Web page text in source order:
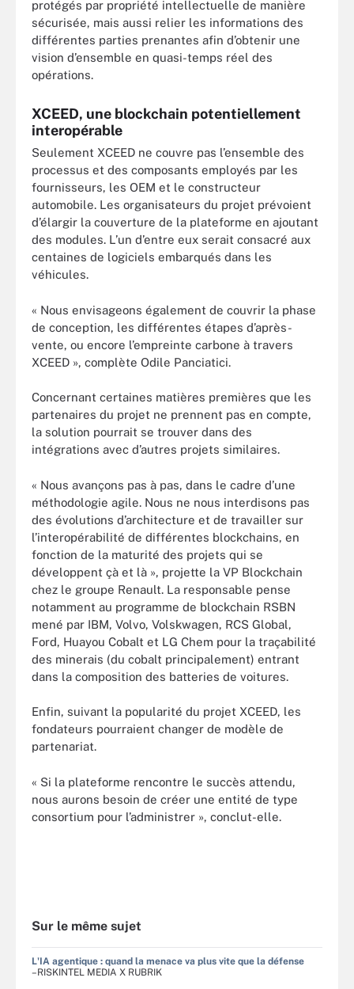
protégés par propriété intellectuelle de manière
sécurisée, mais aussi relier les informations des
différentes parties prenantes afin d’obtenir une
vision d’ensemble en quasi-temps réel des
opérations.
XCEED, une blockchain potentiellement
interopérable
Seulement XCEED ne couvre pas l’ensemble des
processus et des composants employés par les
fournisseurs, les OEM et le constructeur
automobile. Les organisateurs du projet prévoient
d’élargir la couverture de la plateforme en ajoutant
des modules. L’un d’entre eux serait consacré aux
centaines de logiciels embarqués dans les
véhicules.
« Nous envisageons également de couvrir la phase
de conception, les différentes étapes d’après-
vente, ou encore l’empreinte carbone à travers
XCEED », complète Odile Panciatici.
Concernant certaines matières premières que les
partenaires du projet ne prennent pas en compte,
la solution pourrait se trouver dans des
intégrations avec d’autres projets similaires.
« Nous avançons pas à pas, dans le cadre d’une
méthodologie agile. Nous ne nous interdisons pas
des évolutions d’architecture et de travailler sur
l’interopérabilité de différentes blockchains, en
fonction de la maturité des projets qui se
développent çà et là », projette la VP Blockchain
chez le groupe Renault. La responsable pense
notamment au programme de blockchain RSBN
mené par IBM, Volvo, Volskwagen, RCS Global,
Ford, Huayou Cobalt et LG Chem pour la traçabilité
des minerais (du cobalt principalement) entrant
dans la composition des batteries de voitures.
Enfin, suivant la popularité du projet XCEED, les
fondateurs pourraient changer de modèle de
partenariat.
« Si la plateforme rencontre le succès attendu,
nous aurons besoin de créer une entité de type
consortium pour l’administrer », conclut-elle.
Sur le même sujet
L'IA agentique : quand la menace va plus vite que la défense
–RISKINTEL MEDIA X RUBRIK